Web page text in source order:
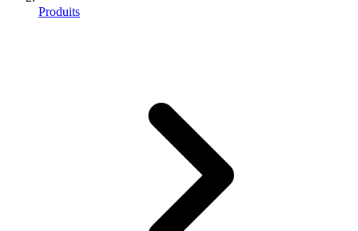
Produits